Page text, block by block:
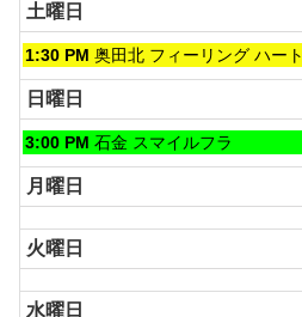
土曜日
土
曜
日,
8
月
1st
2026
1:30 PM 奥田北 フィーリング ハート
日曜日
日
曜
日,
8
月
2nd
2026
3:00 PM 石金 スマイルフラ
月曜日
火曜日
水曜日